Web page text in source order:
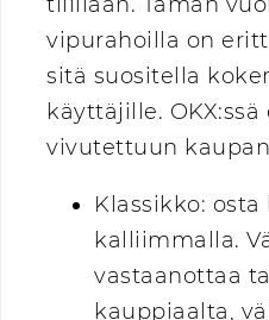
vipurahoilla on
sitä suositella
käyttäjille.
vivutettuun
Klassikko:
kalliimmalla.
vastaanottaa
kauppiaalta,